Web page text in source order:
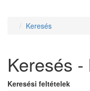
Keresés
Keresés -
Keresési feltételek